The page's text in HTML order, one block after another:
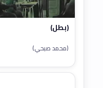
(بطل)
(محمد صبحي)